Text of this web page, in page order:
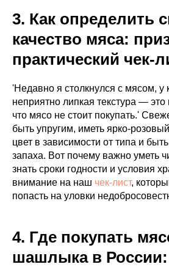
3. Как определить
качество мяса:
практический чек-
'Недавно я столкнулся с мясом, у
неприятно липкая текстура — это
что мясо не стоит покупать.'
быть упругим, иметь ярко-
цвет в зависимости от типа и
запаха. Вот почему важно уметь
знать сроки годности и условия
внимание на наш чек-лист,
попасть на уловки
4. Где покупать
шашлыка в